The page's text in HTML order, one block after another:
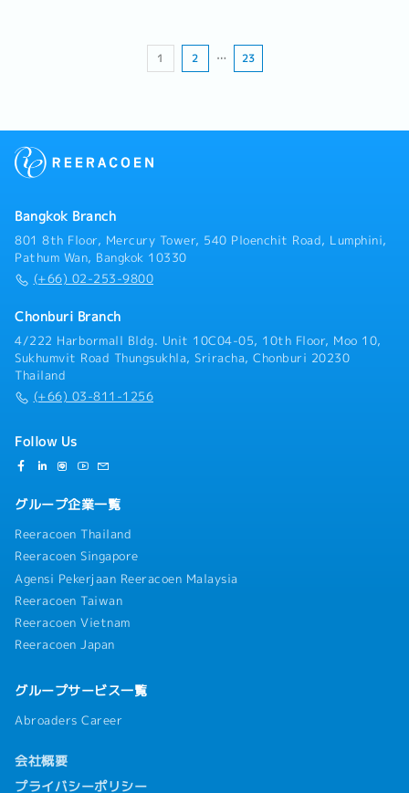
ップ・現在の取引状況のヒアリング・品質・納期ト
ラブルの対応・顧客満足度の向上・受注、発注、納
・賞与：年1回 12月（平均3ヶ月だが、業績によ
1 2 … 23
Bangkok Branch
801 8th Floor, Mercury Tower, 540 Ploenchit Road, Lumphini,
Pathum Wan, Bangkok 10330
(+66) 02-253-9800
Chonburi Branch
4/222 Harbormall Bldg. Unit 10C04-05, 10th Floor, Moo 10,
Sukhumvit Road Thungsukhla, Sriracha, Chonburi 20230
Thailand
(+66) 03-811-1256
Follow Us
グループ企業一覧
Reeracoen Thailand
Reeracoen Singapore
Agensi Pekerjaan Reeracoen Malaysia
Reeracoen Taiwan
Reeracoen Vietnam
Reeracoen Japan
グループサービス一覧
Abroaders Career
会社概要
プライバシーポリシー